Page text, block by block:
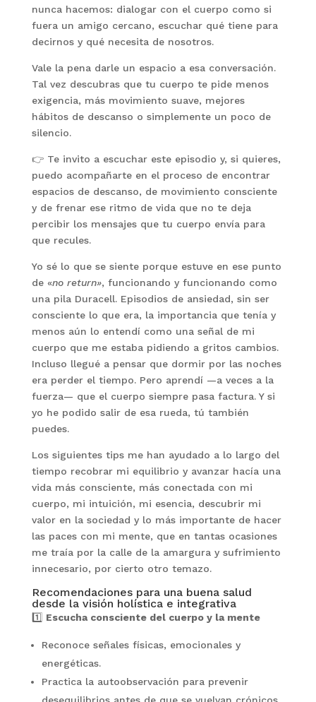
nunca hacemos: dialogar con el cuerpo como si
fuera un amigo cercano, escuchar qué tiene para
decirnos y qué necesita de nosotros.
Vale la pena darle un espacio a esa conversación.
Tal vez descubras que tu cuerpo te pide menos
exigencia, más movimiento suave, mejores
hábitos de descanso o simplemente un poco de
silencio.
👉 Te invito a escuchar este episodio y, si quieres,
puedo acompañarte en el proceso de encontrar
espacios de descanso, de movimiento consciente
y de frenar ese ritmo de vida que no te deja
percibir los mensajes que tu cuerpo envía para
que recules.
Yo sé lo que se siente porque estuve en ese punto
de «no return», funcionando y funcionando como
una pila Duracell. Episodios de ansiedad, sin ser
consciente lo que era, la importancia que tenía y
menos aún lo entendí como una señal de mi
cuerpo que me estaba pidiendo a gritos cambios.
Incluso llegué a pensar que dormir por las noches
era perder el tiempo. Pero aprendí —a veces a la
fuerza— que el cuerpo siempre pasa factura. Y si
yo he podido salir de esa rueda, tú también
puedes.
Los siguientes tips me han ayudado a lo largo del
tiempo recobrar mi equilibrio y avanzar hacía una
vida más consciente, más conectada con mi
cuerpo, mi intuición, mi esencia, descubrir mi
valor en la sociedad y lo más importante de hacer
las paces con mi mente, que en tantas ocasiones
me traía por la calle de la amargura y sufrimiento
innecesario, por cierto otro temazo.
Recomendaciones para una buena salud
desde la visión holística e integrativa
1️⃣ Escucha consciente del cuerpo y la mente
Reconoce señales físicas, emocionales y
energéticas.
Practica la autoobservación para prevenir